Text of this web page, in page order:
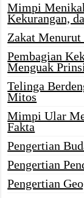
Mimpi
Kekurangan,
Zakat Menurut
Pembagian
Menguak
Telinga
Mitos
Mimpi Ular
Fakta
Pengertian
Pengertian
Pengertian